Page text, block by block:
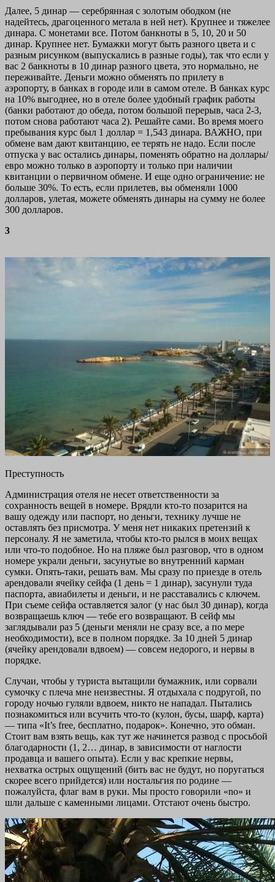
Далее, 5 динар — серебрянная с золотым ободком (не
надейтесь, драгоценного метала в ней нет). Крупнее и тяжелее
динара. С монетами все. Потом банкноты в 5, 10, 20 и 50
динар. Крупнее нет. Бумажки могут быть разного цвета и с
разным рисунком (выпускались в разные годы), так что если у
вас 2 банкноты в 10 динар разного цвета, это нормально, не
переживайте. Деньги можно обменять по прилету в
аэропорту, в банках в городе или в самом отеле. В банках курс
на 10% выгоднее, но в отеле более удобный график работы
(банки работают до обеда, потом большой перерыв, часа 2-3,
потом снова работают часа 2). Решайте сами. Во время моего
пребывания курс был 1 доллар = 1,543 динара. ВАЖНО, при
обмене вам дают квитанцию, ее терять не надо. Если после
отпуска у вас остались динары, поменять обратно на доллары/
евро можно только в аэропорту и только при наличии
квитанции о первичном обмене. И еще одно ограничение: не
больше 30%. То есть, если прилетев, вы обменяли 1000
долларов, улетая, можете обменять динары на сумму не более
300 долларов.
3
Преступность
Администрация отеля не несет ответственности за
сохранность вещей в номере. Врядли кто-то позарится на
вашу одежду или паспорт, но деньги, технику лучше не
оставлять без присмотра. У меня нет никаких претензий к
персоналу. Я не заметила, чтобы кто-то рылся в моих вещах
или что-то подобное. Но на пляже был разговор, что в одном
номере украли деньги, засунутые во внутренний карман
сумки. Опять-таки, решать вам. Мы сразу по приезде в отель
арендовали ячейку сейфа (1 день = 1 динар), засунули туда
паспорта, авиабилеты и деньги, и не расставались с ключем.
При съеме сейфа оставляется залог (у нас был 30 динар), когда
возвращаешь ключ — тебе его возвращают. В сейф мы
заглядывали раз 5 (деньги меняли не сразу все, а по мере
необходимости), все в полном порядке. За 10 дней 5 динар
(ячейку арендовали вдвоем) — совсем недорого, и нервы в
порядке.
Случаи, чтобы у туриста вытащили бумажник, или сорвали
сумочку с плеча мне неизвестны. Я отдыхала с подругой, по
городу ночью гуляли вдвоем, никто не нападал. Пытались
познакомиться или всучить что-то (кулон, бусы, шарф, карта)
— типа «It’s free, бесплатно, подарок». Конечно, это обман.
Стоит вам взять вещь, как тут же начинется развод с просьбой
благодарности (1, 2… динар, в зависимости от наглости
продавца и вашего опыта). Если у вас крепкие нервы,
нехватка острых ощущений (бить вас не будут, но поругаться
скорее всего прийдется) или ностальгия по родине —
пожалуйста, флаг вам в руки. Мы просто говорили «no» и
шли дальше с каменными лицами. Отстают очень быстро.